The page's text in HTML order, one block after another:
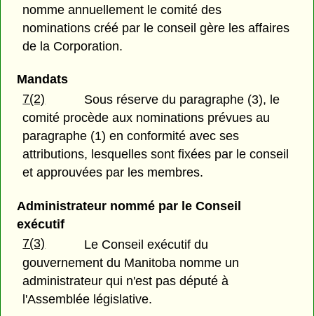
nomme annuellement le comité des
nominations créé par le conseil gère les affaires
de la Corporation.
Mandats
7(2)
Sous réserve du paragraphe (3), le
comité procède aux nominations prévues au
paragraphe (1) en conformité avec ses
attributions, lesquelles sont fixées par le conseil
et approuvées par les membres.
Administrateur nommé par le Conseil
exécutif
7(3)
Le Conseil exécutif du
gouvernement du Manitoba nomme un
administrateur qui n'est pas député à
l'Assemblée législative.